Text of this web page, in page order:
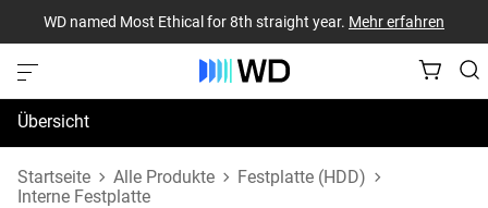
WD named Most Ethical for 8th straight year. Mehr erfahren
Übersicht
Technische Daten
Startseite Alle Produkte
Festplatte (HDD)
Interne Festplatte